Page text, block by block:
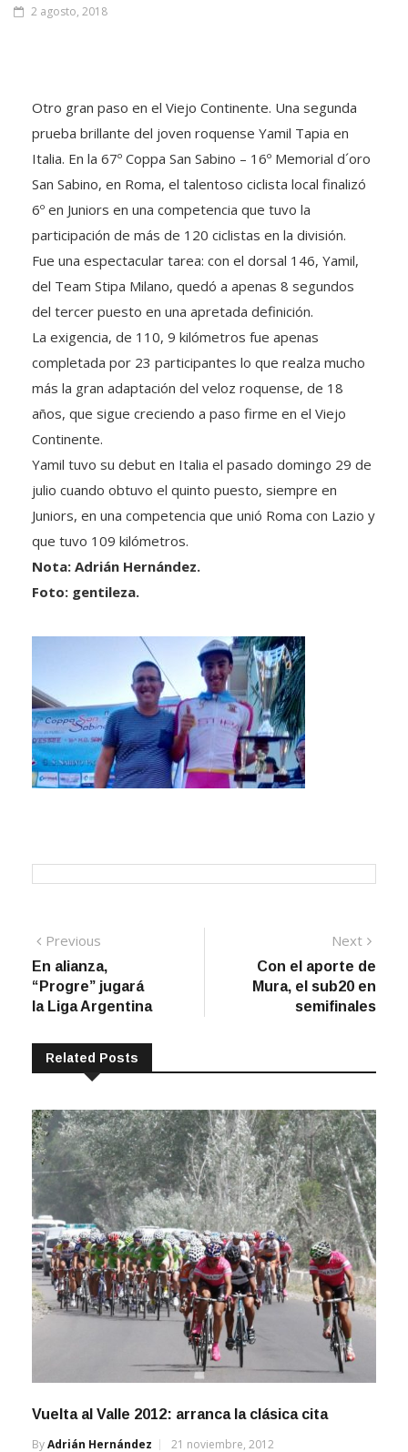
2 agosto, 2018
Otro gran paso en el Viejo Continente. Una segunda
prueba brillante del joven roquense Yamil Tapia en
Italia. En la 67º Coppa San Sabino – 16º Memorial d´oro
San Sabino, en Roma, el talentoso ciclista local finalizó
6º en Juniors en una competencia que tuvo la
participación de más de 120 ciclistas en la división.
Fue una espectacular tarea: con el dorsal 146, Yamil,
del Team Stipa Milano, quedó a apenas 8 segundos
del tercer puesto en una apretada definición.
La exigencia, de 110, 9 kilómetros fue apenas
completada por 23 participantes lo que realza mucho
más la gran adaptación del veloz roquense, de 18
años, que sigue creciendo a paso firme en el Viejo
Continente.
Yamil tuvo su debut en Italia el pasado domingo 29 de
julio cuando obtuvo el quinto puesto, siempre en
Juniors, en una competencia que unió Roma con Lazio y
que tuvo 109 kilómetros.
Nota: Adrián Hernández.
Foto: gentileza.
Navegación
de
entradas
Previous
post:
En alianza,
“Progre” jugará
la Liga Argentina
Next
Con el aporte de
Mura, el sub20 en
semifinales
Related Posts
Vuelta al Valle 2012: arranca la clásica cita
ByAdrián Hernández 21 noviembre, 2012